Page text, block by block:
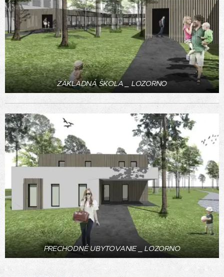
ZÁKLADNÁ ŠKOLA _ LOZORNO
PRECHODNÉ UBYTOVANIE _ LOZORNO